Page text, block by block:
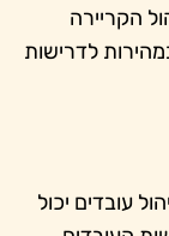
הקריירה
לדרישות
עובדים יכול